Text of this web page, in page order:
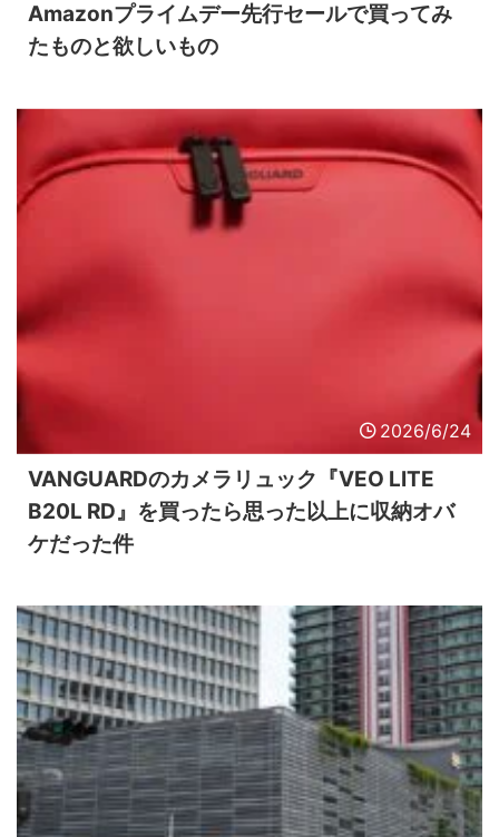
Amazonプライムデー先行セールで買ってみ
たものと欲しいもの
2026/6/24
VANGUARDのカメラリュック『VEO LITE
B20L RD』を買ったら思った以上に収納オバ
ケだった件